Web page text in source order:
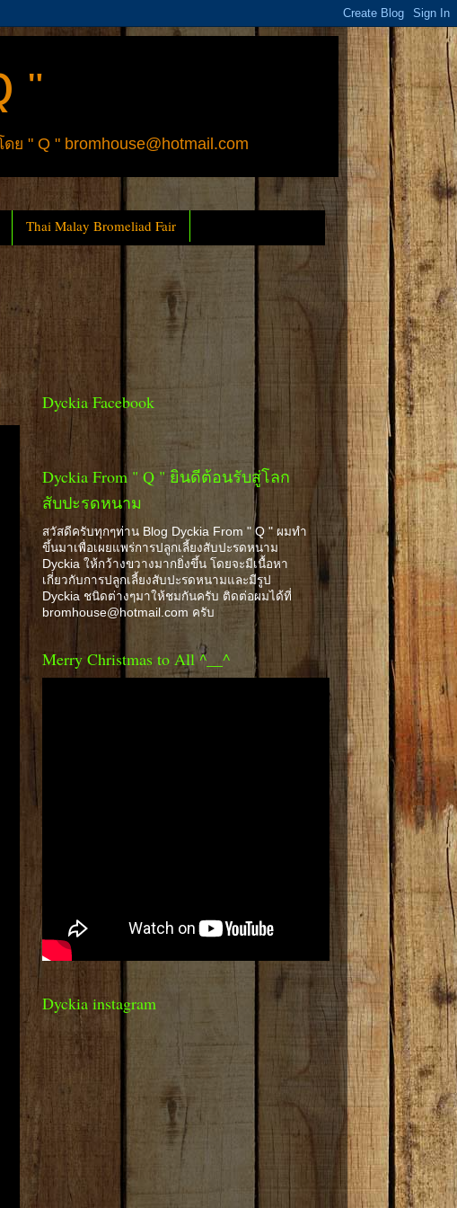
"
" Q " bromhouse@hotmail.com
Thai Malay Bromeliad Fair
Dyckia Facebook
Dyckia From " Q " ยินดีต้อนรับสู่โลก
สับปะรดหนาม
สวัสดีครับทุกๆท่าน Blog Dyckia From " Q " ผมทำ
ขึ้นมาเพื่อเผยแพร่การปลูกเลี้ยงสับปะรดหนาม
Dyckia ให้กว้างขวางมากยิ่งขึ้น โดยจะมีเนื้อหา
เกี่ยวกับการปลูกเลี้ยงสับปะรดหนามและมีรูป
Dyckia ชนิดต่างๆมาให้ชมกันครับ ติดต่อผมได้ที่
bromhouse@hotmail.com ครับ
Merry Christmas to All ^__^
Dyckia instagram